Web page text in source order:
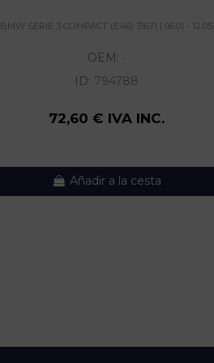
BMW SERIE 3 COMPACT (E46) 316TI | 06.01 - 12.05...
OEM: -
ID: 794788
72,60 € IVA INC.
Añadir a la cesta